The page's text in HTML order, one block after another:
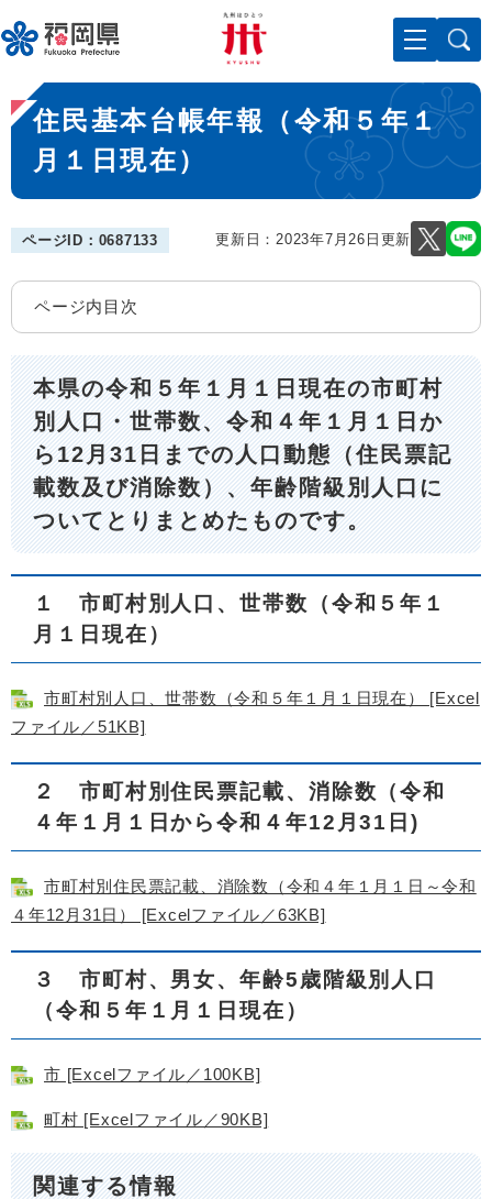
ー
ジ
先
頭
。
メニューを飛ばして本文へ
本
文
住民基本台帳年報（令和５年１
月１日現在）
ページID：0687133 更新日：2023年7月26日更新
ページ内目次
本県の令和５年１月１日現在の市町村
別人口・世帯数、令和４年１月１日か
ら12月31日までの人口動態（住民票記
載数及び消除数）、年齢階級別人口に
ついてとりまとめたものです。
１ 市町村別人口、世帯数（令和５年１
月１日現在）
市町村別人口、世帯数（令和５年１月１日現在） [Excel
ファイル／51KB]
２ 市町村別住民票記載、消除数（令和
４年１月１日から令和４年12月31日)
市町村別住民票記載、消除数（令和４年１月１日～令和
４年12月31日） [Excelファイル／63KB]
３ 市町村、男女、年齢5歳階級別人口
（令和５年１月１日現在）
市 [Excelファイル／100KB]
町村 [Excelファイル／90KB]
関連する情報